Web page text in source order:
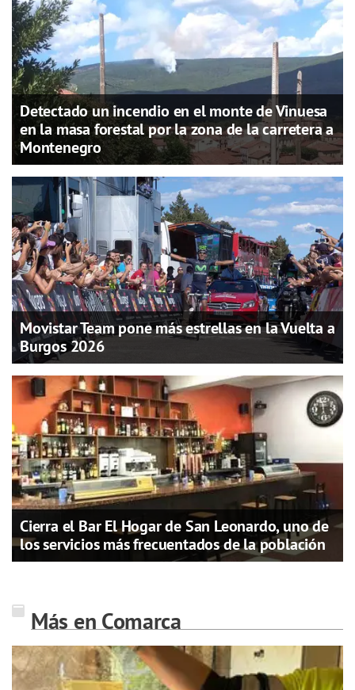
Detectado un incendio en el monte de Vinuesa
en la masa forestal por la zona de la carretera a
Montenegro
Movistar Team pone más estrellas en la Vuelta a
Burgos 2026
Cierra el Bar El Hogar de San Leonardo, uno de
los servicios más frecuentados de la población
Más en Comarca